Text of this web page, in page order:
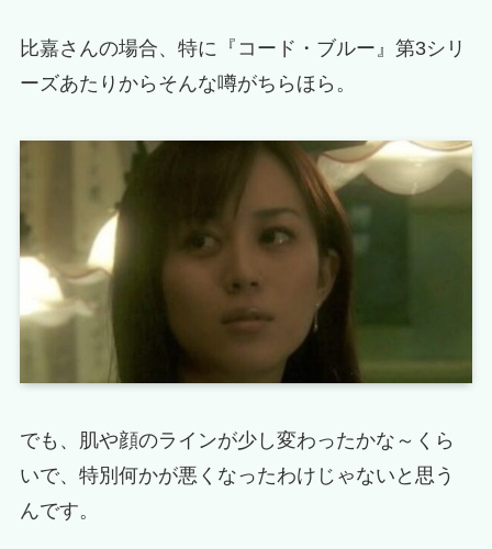
比嘉さんの場合、特に『コード・ブルー』第3シリ
ーズあたりからそんな噂がちらほら。
でも、肌や顔のラインが少し変わったかな～くら
いで、特別何かが悪くなったわけじゃないと思う
んです。